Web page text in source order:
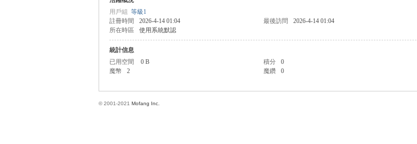
用戶組 等級1
註冊時間
2026-4-14 01:04 最後訪問 2026-4-14 01:04
所在時區
使用系統默認
統計信息
已用空間
0 B 積分 0
魔幣
2 魔鑽 0
© 2001-2021 Mofang Inc.